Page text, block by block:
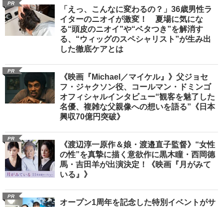
PR
「えっ、こんなに変わるの？」36歳男性ラ
イターのニオイが激変！ 夏場に気にな
る“頭皮のニオイ”や“ベタつき”を解消す
る、“ウィッグのスペシャリスト”が生み出
した徹底ケアとは
PR
《映画『Michael／マイケル』》父ジョセ
フ・ジャクソン役、コールマン・ドミンゴ
オフィシャルインタビュー“観客を魅了した
名優、複雑な父親像への想いを語る”《日本
興収70億円突破》
PR
《渡辺淳一原作＆娘・渡邉直子監督》“女性
の性”を真摯に描く意欲作に黒木瞳・西岡德
馬・吉田羊が出演決定！《映画『月がみて
いる』》
PR
オープン1周年を記念した特別イベントがサ